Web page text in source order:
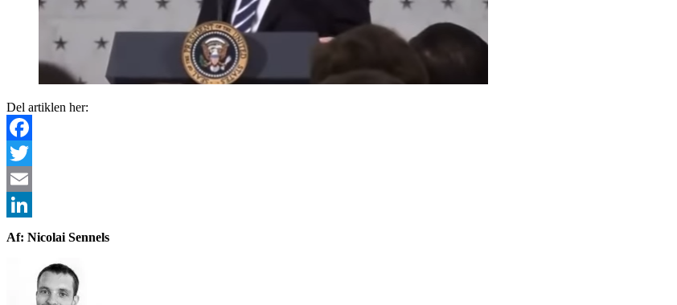
Del artiklen her:
Facebook
Twitter
Email
LinkedIn
Af: Nicolai Sennels